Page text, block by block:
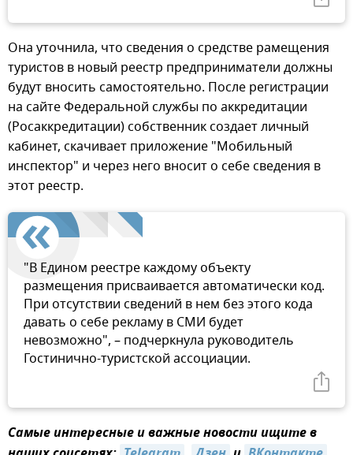
Она уточнила, что сведения о средстве рамещения
туристов в новый реестр предприниматели должны
будут вносить самостоятельно. После регистрации
на сайте Федеральной службы по аккредитации
(Росаккредитации) собственник создает личный
кабинет, скачивает приложение "Мобильный
инспектор" и через него вносит о себе сведения в
этот реестр.
"В Едином реестре каждому объекту
размещения присваивается автоматически код.
При отсутствии сведений в нем без этого кода
давать о себе рекламу в СМИ будет
невозможно", – подчеркнула руководитель
Гостинично-туристской ассоциации.
Самые интересные и важные новости ищите в